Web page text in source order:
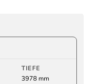
TIEFE
3978 mm